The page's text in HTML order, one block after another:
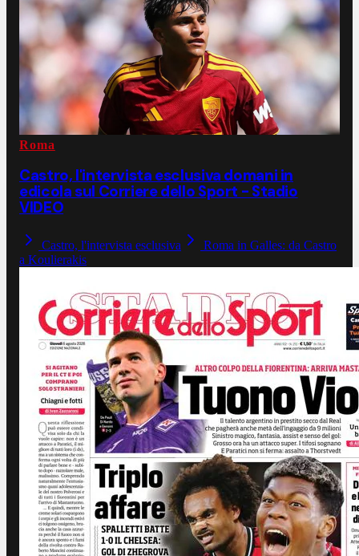
Roma
Castro, l'intervista esclusiva domani in
edicola sul Corriere dello Sport - Stadio
VIDEO
Castro, l'intervista esclusiva
Roma in Galles: da Castro
a Koulierakis